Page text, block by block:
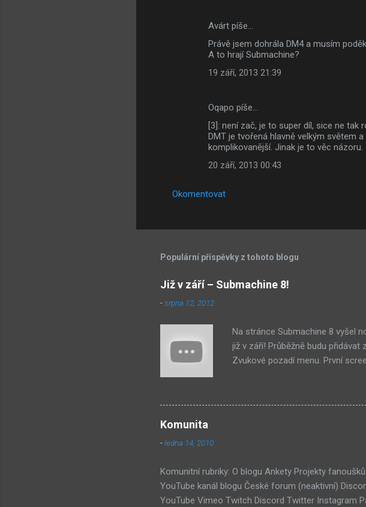
Avárt píše…
Právě jsem dohrála DM4 a musím
A to hrají Submachine?
19 září, 2013 21:39
Oqapo píše…
[3]: není zač, je to super díl, sice ne
DMT je tvořená hlavně velkým světem
komplikovanější. Jinak je to věc názoru.
20 září, 2013 00:43
Okomentovat
Populární příspěvky z tohoto blogu
Již v září – Submachine 8!
-srpna 12, 2012
Na stránce Submachine 8 vyšel
již v září! Průběžně budu přidávat
Zvukové pozadí menu. První
jako systém padacího mostu v
PastelPortal.com, vypadá to
Komunita
-ledna 14, 2010
Komunitní rubriky: O blogu Ankety Projekty
YouTube kanál blogu České forum (neaktivní)
YouTube Vimeo Twitch Discord Twitter Instagram